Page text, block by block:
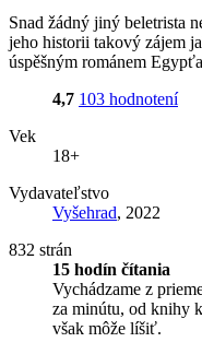
Snad žádný jiný beletrista
jeho historii takový zájem
úspěšným románem
4,7 103 hodnotení
Vek
18+
Vydavateľstvo
Vyšehrad, 2022
832 strán
15 hodín čítania
Vychádzame z
za minútu, od knihy
však môže líšiť.